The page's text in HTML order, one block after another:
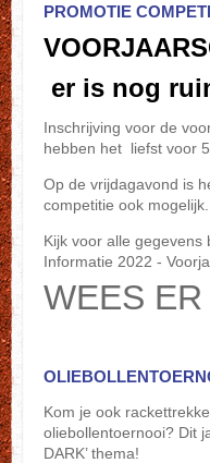
PROMOTIE
er is nog
Inschrijving voor de
hebben het liefst voor
Op de vrijdagavond is
competitie ook mogelijk.
Kijk voor alle gegevens
Informatie 2022 -
WEES
Kom je ook
oliebollentoernooi? Dit
DARK’ thema!